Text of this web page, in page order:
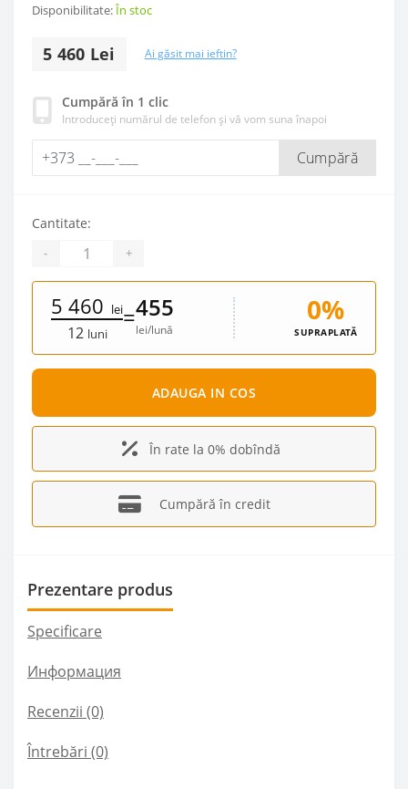
Disponibilitate:În stoc
5 460 Lei Ai găsit mai ieftin?
Cumpără în 1 clic
Introduceți numărul de telefon și vă vom suna înapoi
Cumpără
Cantitate:
- +
5 460 lei
12 luni
=455
lei/lună
0%
SUPRAPLATĂ
ADAUGA IN COS
În rate la 0% dobîndă
Cumpără în credit
Prezentare produs
Specificare
Информация
Recenzii (0)
Întrebări (0)